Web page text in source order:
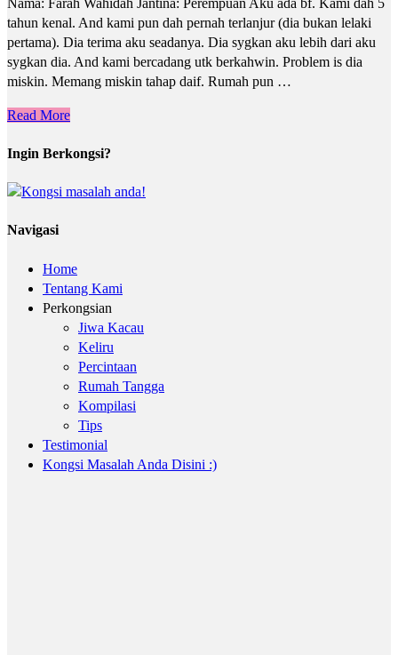
tahun kenal. And kami pun dah pernah terlanjur (dia bukan lelaki
pertama). Dia terima aku seadanya. Dia sygkan aku lebih dari aku
sygkan dia. And kami bercadang utk berkahwin. Problem is dia
miskin. Memang miskin tahap daif. Rumah pun …
Read More
Ingin Berkongsi?
Navigasi
Home
Tentang Kami
Perkongsian
Jiwa Kacau
Keliru
Percintaan
Rumah Tangga
Kompilasi
Tips
Testimonial
Kongsi Masalah Anda Disini :)